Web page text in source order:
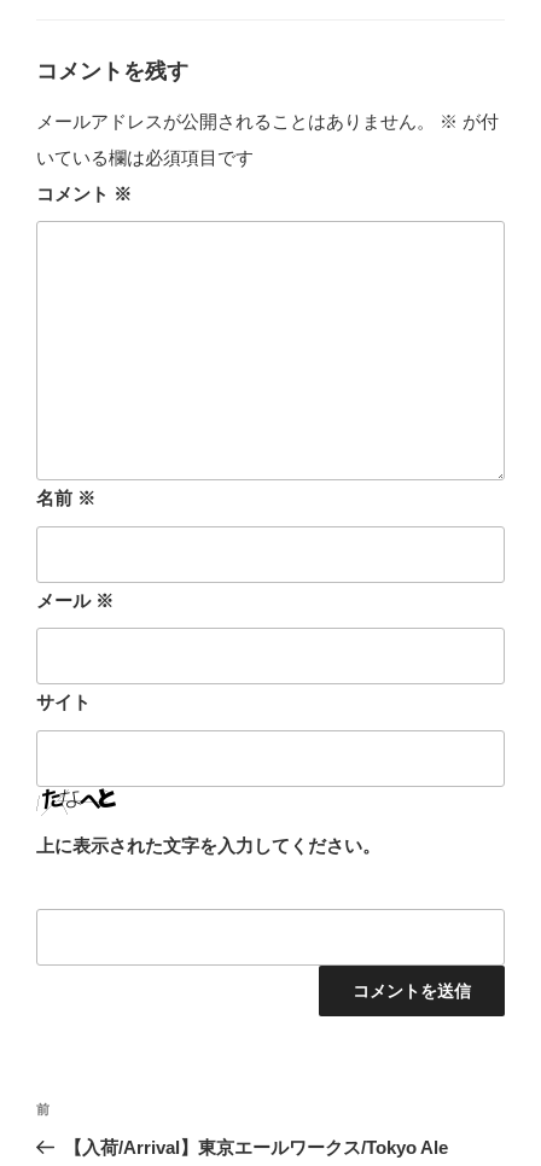
コメントを残す
メールアドレスが公開されることはありません。 ※ が付
いている欄は必須項目です
コメント ※
名前 ※
メール ※
サイト
上に表示された文字を入力してください。
投
前
の
前
【入荷/Arrival】東京エールワークス/Tokyo Ale